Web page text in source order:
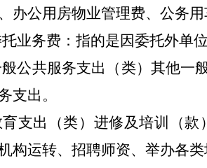
办公用房物业管理费、公务
业务费：指的是因委托外单
公共服务支出（类）其他一
支出。
育支出（类）进修及培训（
构运转、招聘师资、举办各